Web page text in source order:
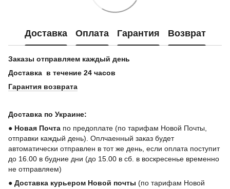
Доставка Оплата Гарантия Возврат
Заказы отправляем каждый день
Доставка в течение 24 часов
Гарантия возврата
Доставка по Украине:
● Новая Почта по предоплате (по тарифам Новой Почты,
отправки каждый день). Оплчаенный заказ будет
автоматически отправлен в тот же день, если оплата поступит
до 16.00 в будние дни (до 15.00 в сб. в воскресенье временно
не отправляем)
● Доставка курьером Новой почты (по тарифам Новой